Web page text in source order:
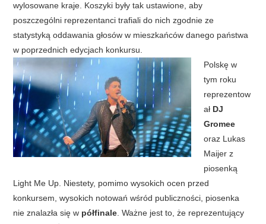
wylosowane kraje. Koszyki były tak ustawione, aby
poszczególni reprezentanci trafiali do nich zgodnie ze
statystyką oddawania głosów w mieszkańców danego państwa
w poprzednich edycjach konkursu.
Polskę w
tym roku
reprezentow
ał DJ
Gromee
oraz Lukas
Maijer z
piosenką
Light Me Up. Niestety, pomimo wysokich ocen przed
konkursem, wysokich notowań wśród publiczności, piosenka
nie znalazła się w półfinale . Ważne jest to, że reprezentujący